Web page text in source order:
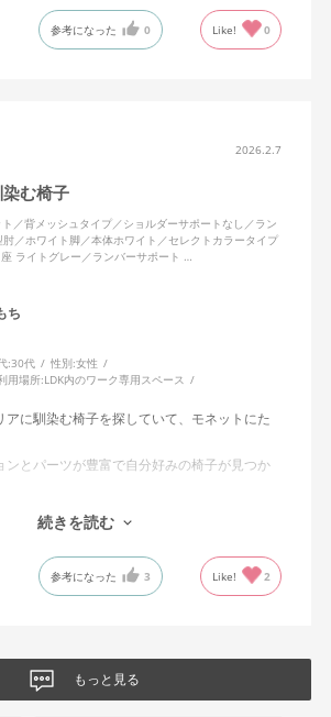
スターがよく動きすぎるのが難点でしょう
参考になった 0 Like! 0
2026.2.7
む椅子
／背メッシュタイプ／ショルダーサポートなし／ラン
／ホワイト脚／本体ホワイト／セレクトカラータイプ
ライトグレー／ランバーサポート …
ち
:30代 性別:女性
用場所:LDK内のワーク専用スペース
アに馴染む椅子を探していて、モネットにた
ンとパーツが豊富で自分好みの椅子が見つか
ては比較的コンパクトで家に置くのに最適で
く大変気に入っています。
い色の組み合わせがあったので固定肘の物を
を言えば稼働肘バージョンもバイカラーなど
続きを読む
参考になった 3 Like! 2
もっと見る